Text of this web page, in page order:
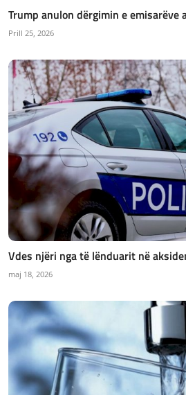
Trump anulon dërgimin e emisarëve
Prill 25, 2026
Vdes njëri nga të lënduarit në
maj 18, 2026